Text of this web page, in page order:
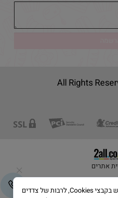
אתרים
לידיעתך, באתרנו נעשה שימוש בקבצי Cookies, לרבות של צדדים